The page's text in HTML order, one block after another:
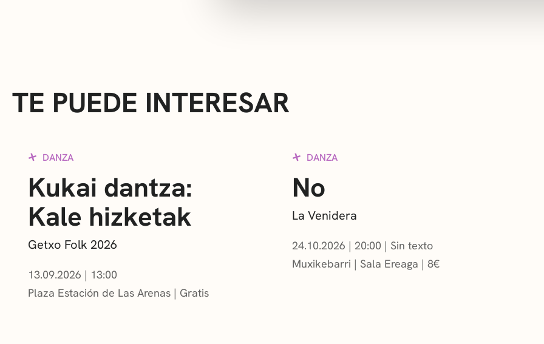
TE PUEDE INTERESAR
DANZA
Kukai dantza:
Kale hizketak
Getxo Folk 2026
13.09.2026 | 13:00
Plaza Estación de Las Arenas
Gratis
DANZA
No
La Venidera
24.10.2026 | 20:00
Sin texto
Muxikebarri | Sala Ereaga 8€